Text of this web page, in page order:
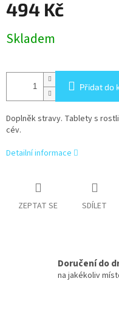
494 Kč
cena:
Skladem
Přidat do
Doplněk stravy. Tablety s
cév.
Detailní informace
ZEPTAT SE SDÍLET
Doručení do
na jakékoliv